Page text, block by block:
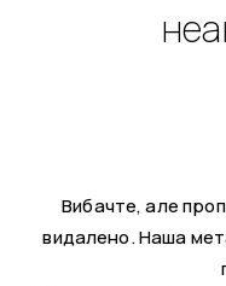
Вибачте, але
видалено. Наша